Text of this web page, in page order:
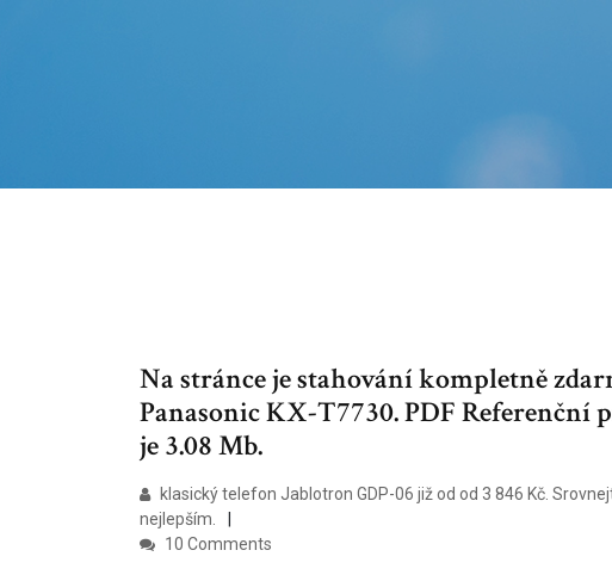
Na stránce je stahování kompletně
Panasonic KX-T7730. PDF Referenční
je 3.08 Mb.
klasický telefon Jablotron GDP-06 již od od 3 846 Kč.
nejlepším.
10 Comments